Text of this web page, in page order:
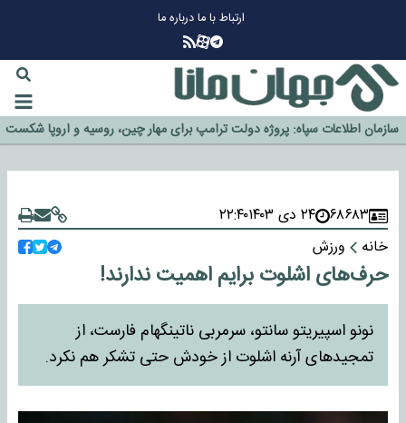
ارتباط با مادرباره ما
گزینه جدایی اوسمار روی میز مدیران پرسپولیس
آیا رئیس جمهور آمریکا قانون را دور می‌زند؟
اخراج رسمی چهره نامدار از پرسپولیس
سازمان اطلاعات سپاه: پروژه دولت ترامپ برای مهار چین، روسیه و اروپا شکست
خورد
۶۸۶۸۳ ۲۴ دی ۱۴۰۳
۲۲:۴۰
خانه
ورزش
حرف‌های اشلوت برایم اهمیت ندارند!
نونو اسپیریتو سانتو، سرمربی ناتینگهام فارست، از
تمجیدهای آرنه اشلوت از خودش حتی تشکر هم نکرد.